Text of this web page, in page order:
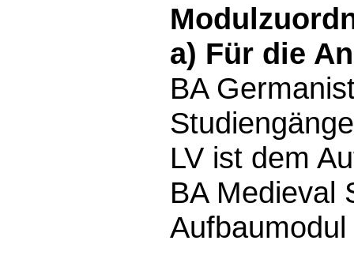
a) Für die
BA
LV ist dem
BA Medieval